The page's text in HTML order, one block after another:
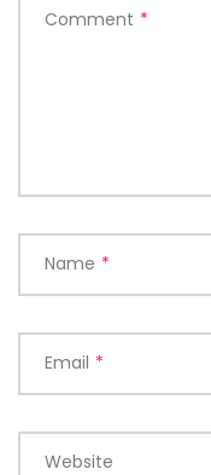
Comment *
Name *
Email *
Website